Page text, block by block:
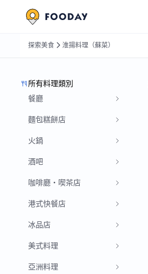
探索美食 淮揚料理（蘇菜）
所有料理類別
餐廳
麵包糕餅店
火鍋
酒吧
咖啡廳・喫茶店
港式快餐店
冰品店
美式料理
亞洲料理